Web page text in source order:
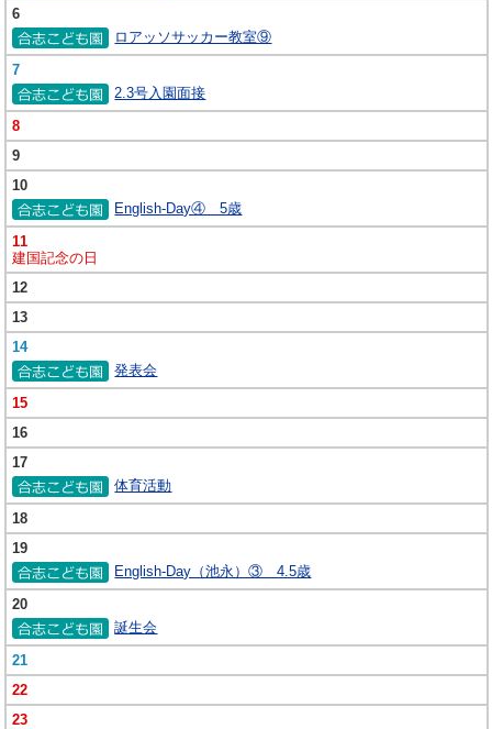
6
ロアッソサッカー教室⑨
7
2.3号入園面接
8
9
10
English-Day④ 5歳
11
建国記念の日
12
13
14
発表会
15
16
17
体育活動
18
19
English-Day（池永）③ 4.5歳
20
誕生会
21
22
23